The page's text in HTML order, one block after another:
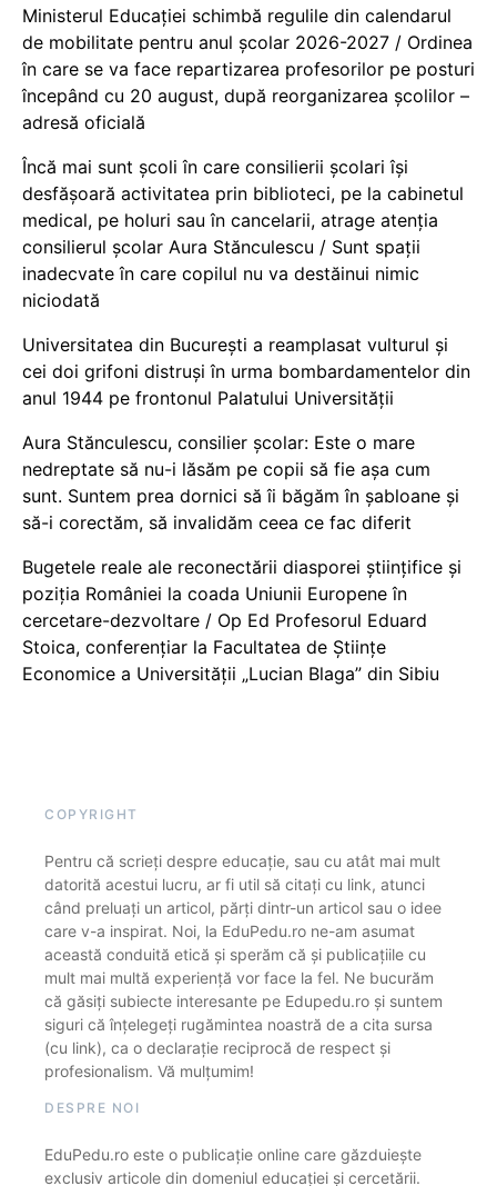
Ministerul Educației schimbă regulile din calendarul
de mobilitate pentru anul școlar 2026-2027 / Ordinea
în care se va face repartizarea profesorilor pe posturi
începând cu 20 august, după reorganizarea școlilor –
adresă oficială
Încă mai sunt școli în care consilierii școlari își
desfășoară activitatea prin biblioteci, pe la cabinetul
medical, pe holuri sau în cancelarii, atrage atenția
consilierul școlar Aura Stănculescu / Sunt spații
inadecvate în care copilul nu va destăinui nimic
niciodată
Universitatea din București a reamplasat vulturul și
cei doi grifoni distruși în urma bombardamentelor din
anul 1944 pe frontonul Palatului Universității
Aura Stănculescu, consilier școlar: Este o mare
nedreptate să nu-i lăsăm pe copii să fie așa cum
sunt. Suntem prea dornici să îi băgăm în șabloane și
să-i corectăm, să invalidăm ceea ce fac diferit
Bugetele reale ale reconectării diasporei științifice și
poziția României la coada Uniunii Europene în
cercetare-dezvoltare / Op Ed Profesorul Eduard
Stoica, conferențiar la Facultatea de Științe
Economice a Universității „Lucian Blaga” din Sibiu
COPYRIGHT
Pentru că scrieți despre educație, sau cu atât mai mult
datorită acestui lucru, ar fi util să citați cu link, atunci
când preluați un articol, părți dintr-un articol sau o idee
care v-a inspirat. Noi, la EduPedu.ro ne-am asumat
această conduită etică și sperăm că și publicațiile cu
mult mai multă experiență vor face la fel. Ne bucurăm
că găsiți subiecte interesante pe Edupedu.ro și suntem
siguri că înțelegeți rugămintea noastră de a cita sursa
(cu link), ca o declarație reciprocă de respect și
profesionalism. Vă mulțumim!
DESPRE NOI
EduPedu.ro este o publicație online care găzduiește
exclusiv articole din domeniul educației și cercetării.